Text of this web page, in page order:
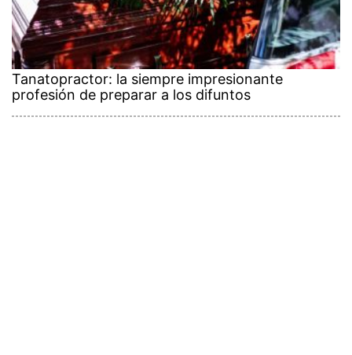
Tanatopractor: la siempre impresionante
profesión de preparar a los difuntos